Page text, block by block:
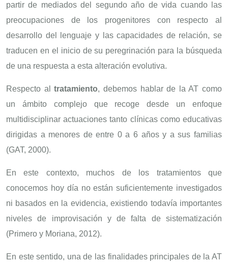
partir de mediados del segundo año de vida cuando las
preocupaciones de los progenitores con respecto al
desarrollo del lenguaje y las capacidades de relación, se
traducen en el inicio de su peregrinación para la búsqueda
de una respuesta a esta alteración evolutiva.
Respecto al tratamiento, debemos hablar de la AT como
un ámbito complejo que recoge desde un enfoque
multidisciplinar actuaciones tanto clínicas como educativas
dirigidas a menores de entre 0 a 6 años y a sus familias
(GAT, 2000).
En este contexto, muchos de los tratamientos que
conocemos hoy día no están suficientemente investigados
ni basados en la evidencia, existiendo todavía importantes
niveles de improvisación y de falta de sistematización
(Primero y Moriana, 2012).
En este sentido, una de las finalidades principales de la AT